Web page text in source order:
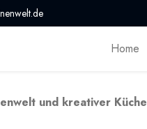
Home
und kreativer Küche